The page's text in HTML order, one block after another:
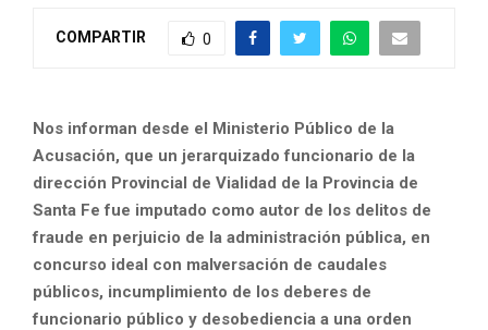
COMPARTIR 0
Nos informan desde el Ministerio Público de la
Acusación, que un jerarquizado funcionario de la
dirección Provincial de Vialidad de la Provincia de
Santa Fe fue imputado como autor de los delitos de
fraude en perjuicio de la administración pública, en
concurso ideal con malversación de caudales
públicos, incumplimiento de los deberes de
funcionario público y desobediencia a una orden